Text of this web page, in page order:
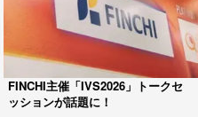
FINCHI主催「IVS2026」トークセ
ッションが話題に！